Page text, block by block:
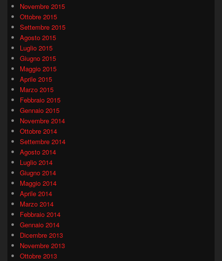
Novembre 2015
Ottobre 2015
Settembre 2015
Agosto 2015
Luglio 2015
Giugno 2015
Maggio 2015
Aprile 2015
Marzo 2015
Febbraio 2015
Gennaio 2015
Novembre 2014
Ottobre 2014
Settembre 2014
Agosto 2014
Luglio 2014
Giugno 2014
Maggio 2014
Aprile 2014
Marzo 2014
Febbraio 2014
Gennaio 2014
Dicembre 2013
Novembre 2013
Ottobre 2013